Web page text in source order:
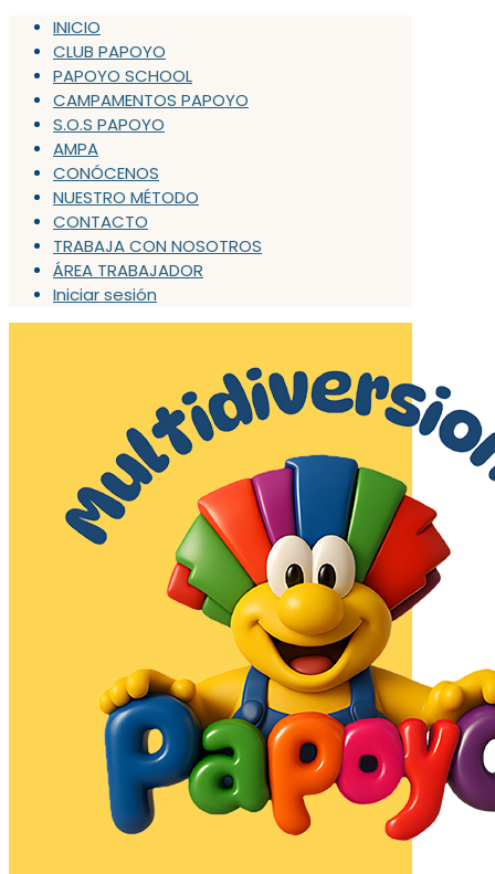
INICIO
CLUB PAPOYO
PAPOYO SCHOOL
CAMPAMENTOS PAPOYO
S.O.S PAPOYO
AMPA
CONÓCENOS
NUESTRO MÉTODO
CONTACTO
TRABAJA CON NOSOTROS
ÁREA TRABAJADOR
Iniciar sesión